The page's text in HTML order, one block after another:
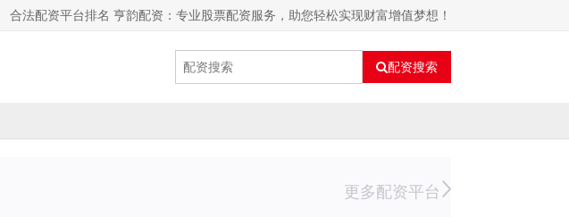
合法配资平台排名 亨韵配资：专业股票配资服务，助您轻松实现财富增值梦想！
配资搜索
更多配资平台